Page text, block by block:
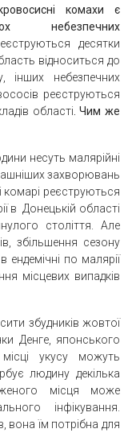
комахи є
небезпечних
десятки
відноситься до
інших небезпечних
реєструються
області . Чим же
несуть малярійні
захворювань
комарі реєструються
в Донецькій області
століття. Але
збільшення сезону
ендемічні по малярії
місцевих випадків
збудників жовтої
Денге, японського
укусу можуть
людину декілька
місця може
інфікування.
вона їм потрібна для